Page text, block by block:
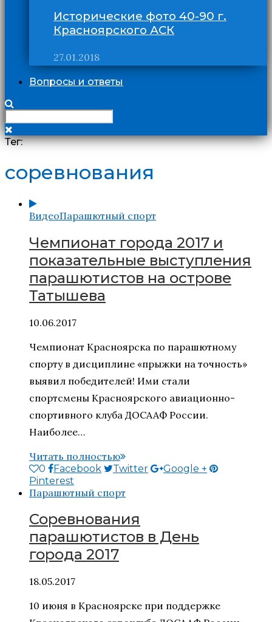
Исторические фото 40-90 г.
Красноярского АСК
27.01.2018
Вопросы и ответы
Тег:
соревнования
ВидеоПарашютный спорт
Чемпионат города 2017 и
показательные выступления
парашютистов на острове
Татышева
10.06.2017
Чемпионат Красноярска по парашютному
спорту в дисциплине «прыжки на точность»
выявил победителей! Ими стали
спортсмены Красноярского авиационно-
спортивного клуба ДОСААФ России.
Наиболее…
Читать полностью
0 Facebook Twitter
Google +
Pinterest
Парашютный спорт
Соревнования
парашютистов в День
города 2017
18.05.2017
10 июня в Красноярске при поддержке